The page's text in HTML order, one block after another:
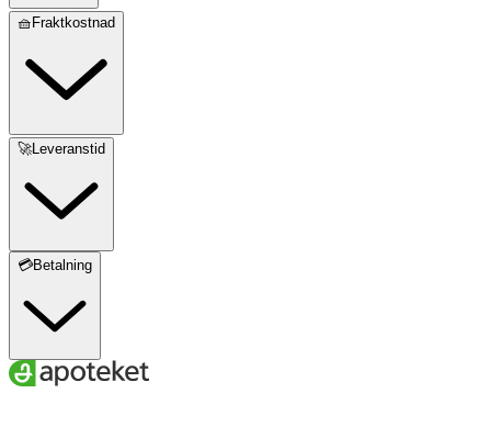
🧺Fraktkostnad
🚀Leveranstid
💳Betalning